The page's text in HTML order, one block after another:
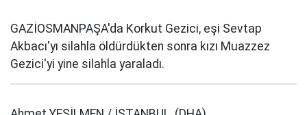
GAZİOSMANPAŞA'da Korkut Gezici, eşi Sevtap
Akbacı'yı silahla öldürdükten sonra kızı Muazzez
Gezici'yi yine silahla yaraladı.